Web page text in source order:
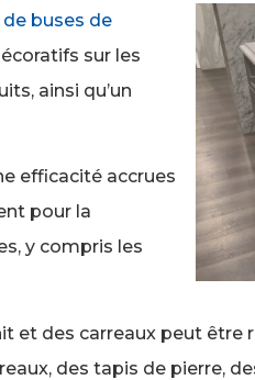
buses de
sur les
ainsi qu’un
efficacité accrues
pour la
y compris les
et des carreaux peut
des tapis de pierre,